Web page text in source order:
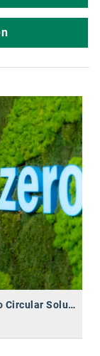
Martin Ulke, Geschäftsführer von Interzero Circular Solutions Europe